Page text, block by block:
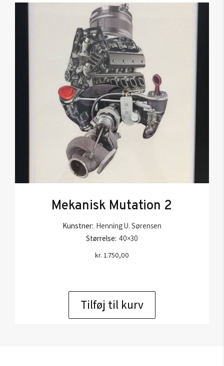
Mekanisk Mutation 2
Kunstner: Henning U. Sørensen
Størrelse: 40×30
kr. 1.750,00
Tilføj til kurv